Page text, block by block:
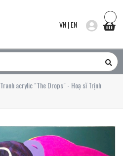
VN|EN
Tranh acrylic "The Drops" - Hoạ sĩ Trịnh